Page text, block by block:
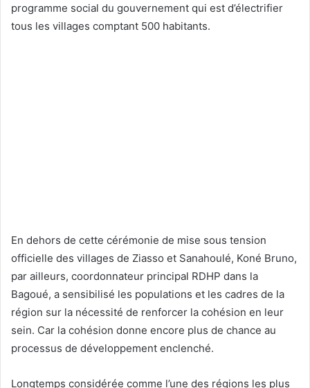
programme social du gouvernement qui est d’électrifier
tous les villages comptant 500 habitants.
En dehors de cette cérémonie de mise sous tension
officielle des villages de Ziasso et Sanahoulé, Koné Bruno,
par ailleurs, coordonnateur principal RDHP dans la
Bagoué, a sensibilisé les populations et les cadres de la
région sur la nécessité de renforcer la cohésion en leur
sein. Car la cohésion donne encore plus de chance au
processus de développement enclenché.
Longtemps considérée comme l’une des régions les plus